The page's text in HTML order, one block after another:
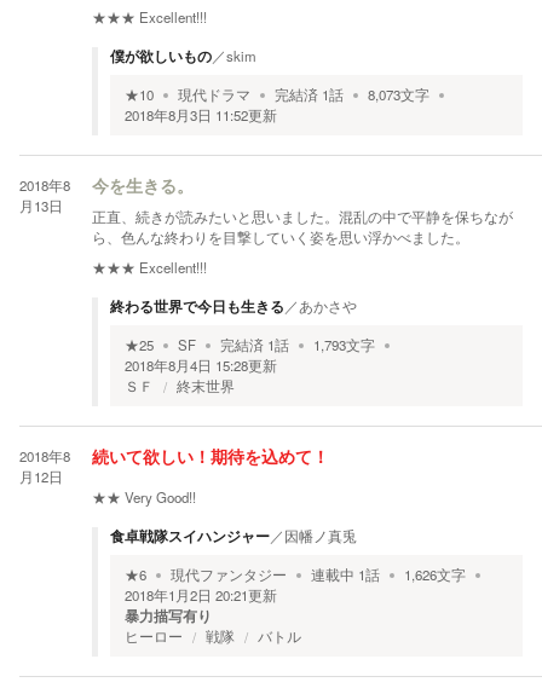
★★★ Excellent!!!
僕が欲しいもの／skim
★10 現代ドラマ 完結済 1話 8,073文字
2018年8月3日 11:52更新
2018年8
月13日
今を生きる。
正直、続きが読みたいと思いました。混乱の中で平静を保ちなが
ら、色んな終わりを目撃していく姿を思い浮かべました。
★★★ Excellent!!!
終わる世界で今日も生きる ／あかさや
★25 SF 完結済 1話 1,793文字
2018年8月4日 15:28更新
ＳＦ
終末世界
2018年8
月12日
続いて欲しい！期待を込めて！
★★ Very Good!!
食卓戦隊スイハンジャー／因幡ノ真兎
★6 現代ファンタジー 連載中 1話 1,626文字
2018年1月2日 20:21更新
暴力描写有り
ヒーロー 戦隊 バトル